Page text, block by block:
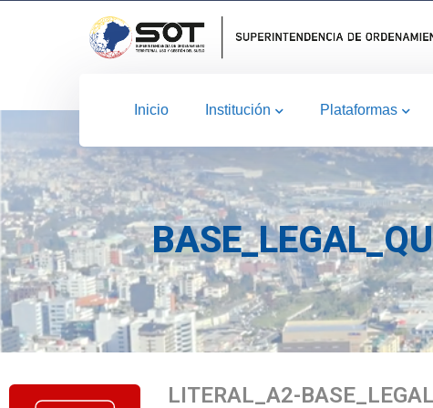
Inicio Institución Plataformas
LITERAL_A2-